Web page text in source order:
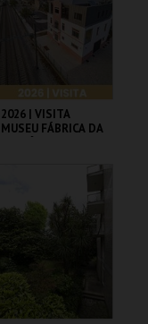
MAIS INFO
COMPRAR
2026 | VISITA
MUSEU FÁBRICA DA
MUSEU FÁBRICA DA
MAIS INFO